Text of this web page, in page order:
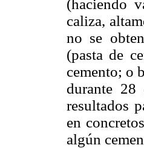
(haciendo
caliza,
no se
(pasta de
cemento; o
durante 28
resultados
en
algún